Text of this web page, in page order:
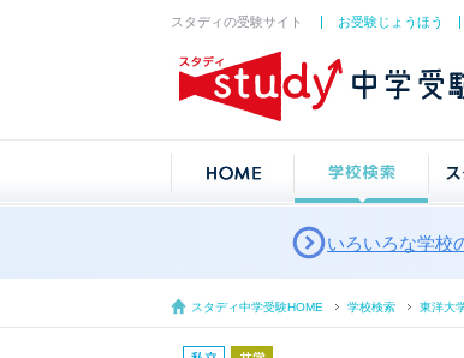
スタディの受験サイト お受験じょうほう
いろいろな学校
スタディ中学受験HOME 学校検索 東洋大